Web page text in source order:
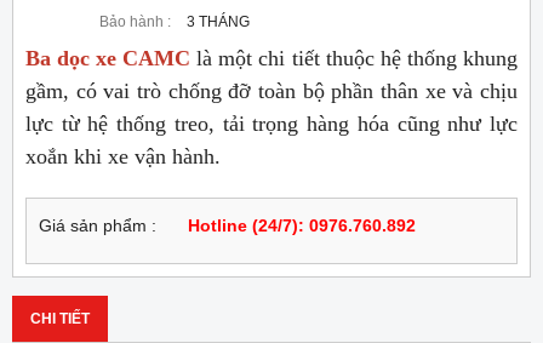
Bảo hành :
3 THÁNG
Ba dọc xe CAMC là một chi tiết thuộc hệ thống khung
gầm, có vai trò chống đỡ toàn bộ phần thân xe và chịu
lực từ hệ thống treo, tải trọng hàng hóa cũng như lực
xoắn khi xe vận hành.
Giá sản phẩm : Hotline (24/7): 0976.760.892
CHI TIẾT